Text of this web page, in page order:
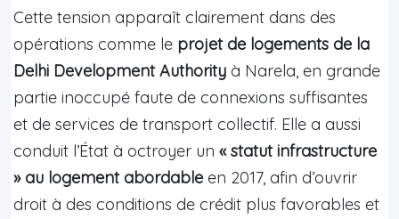
Cette tension apparaît clairement dans des
opérations comme le projet de logements de la
Delhi Development Authority à Narela, en grande
partie inoccupé faute de connexions suffisantes
et de services de transport collectif. Elle a aussi
conduit l’État à octroyer un « statut infrastructure
» au logement abordable en 2017, afin d’ouvrir
droit à des conditions de crédit plus favorables et